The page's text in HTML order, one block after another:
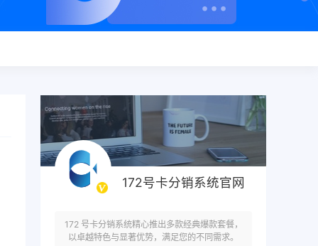
172号卡分销系统官网
172 号卡分销系统精心推出多款经典爆款套餐，
以卓越特色与显著优势，满足您的不同需求。